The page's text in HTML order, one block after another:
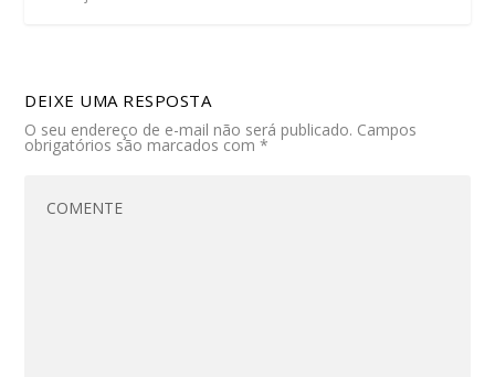
DEIXE UMA RESPOSTA
O seu endereço de e-mail não será publicado. Campos
obrigatórios são marcados com*